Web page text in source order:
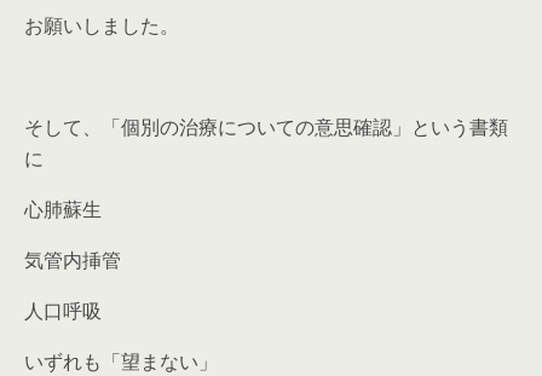
お願いしました。
そして、「個別の治療についての意思確認」という書類
に
心肺蘇生
気管内挿管
人口呼吸
いずれも「望まない」